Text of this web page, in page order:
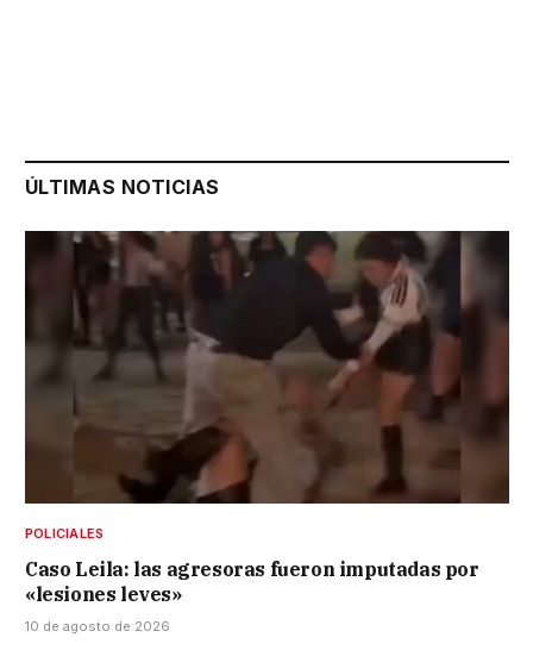
ÚLTIMAS NOTICIAS
POLICIALES
Caso Leila: las agresoras fueron imputadas por
«lesiones leves»
10 de agosto de 2026